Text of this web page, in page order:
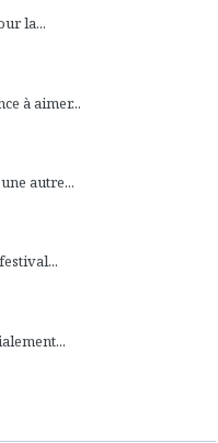
la...
à aimer...
autre...